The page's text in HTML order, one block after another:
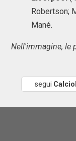
Robertson;
Mané.
Nell'immagine, le
segui